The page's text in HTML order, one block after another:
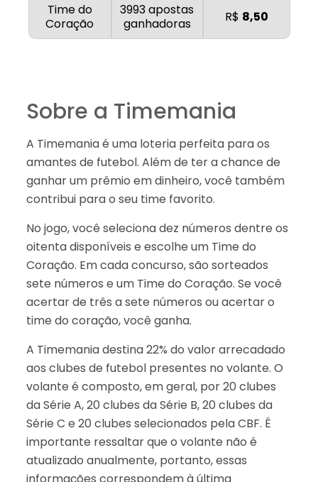
Time do
Coração
3993 apostas
ganhadoras
R$ 8,50
Sobre a Timemania
A Timemania é uma loteria perfeita para os
amantes de futebol. Além de ter a chance de
ganhar um prêmio em dinheiro, você também
contribui para o seu time favorito.
No jogo, você seleciona dez números dentre os
oitenta disponíveis e escolhe um Time do
Coração. Em cada concurso, são sorteados
sete números e um Time do Coração. Se você
acertar de três a sete números ou acertar o
time do coração, você ganha.
A Timemania destina 22% do valor arrecadado
aos clubes de futebol presentes no volante. O
volante é composto, em geral, por 20 clubes
da Série A, 20 clubes da Série B, 20 clubes da
Série C e 20 clubes selecionados pela CBF. É
importante ressaltar que o volante não é
atualizado anualmente, portanto, essas
informações correspondem à última